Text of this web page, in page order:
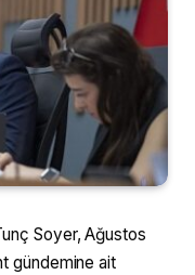
Soyer, Ağustos
gündemine ait